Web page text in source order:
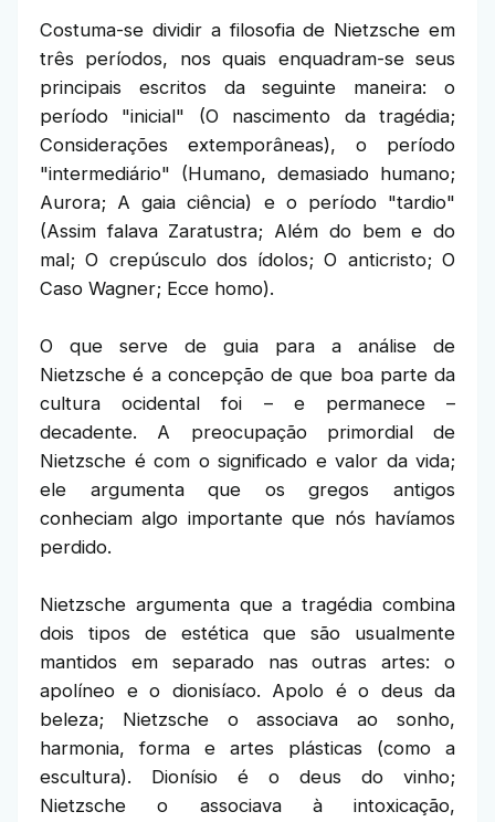
Costuma-se dividir a filosofia de Nietzsche em
três períodos, nos quais enquadram-se seus
principais escritos da seguinte maneira: o
período "inicial" (O nascimento da tragédia;
Considerações extemporâneas), o período
"intermediário" (Humano, demasiado humano;
Aurora; A gaia ciência) e o período "tardio"
(Assim falava Zaratustra; Além do bem e do
mal; O crepúsculo dos ídolos; O anticristo; O
Caso Wagner; Ecce homo).
O que serve de guia para a análise de
Nietzsche é a concepção de que boa parte da
cultura ocidental foi – e permanece –
decadente. A preocupação primordial de
Nietzsche é com o significado e valor da vida;
ele argumenta que os gregos antigos
conheciam algo importante que nós havíamos
perdido.
Nietzsche argumenta que a tragédia combina
dois tipos de estética que são usualmente
mantidos em separado nas outras artes: o
apolíneo e o dionisíaco. Apolo é o deus da
beleza; Nietzsche o associava ao sonho,
harmonia, forma e artes plásticas (como a
escultura). Dionísio é o deus do vinho;
Nietzsche o associava à intoxicação,